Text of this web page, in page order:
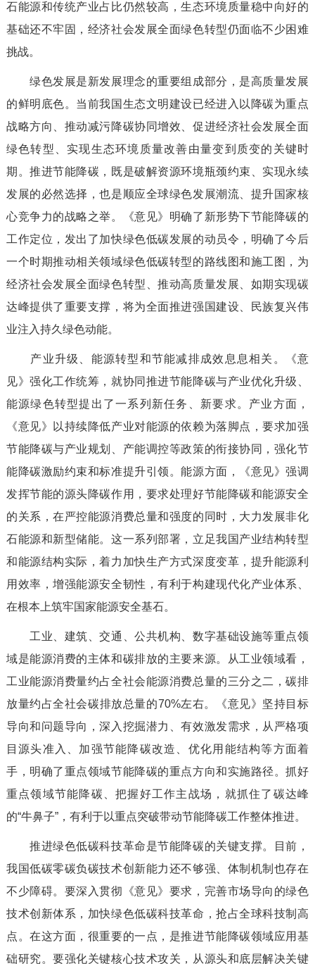
石能源和传统产业占比仍然较高，生态环境质量稳中向好的
基础还不牢固，经济社会发展全面绿色转型仍面临不少困难
挑战。
绿色发展是新发展理念的重要组成部分，是高质量发展
的鲜明底色。当前我国生态文明建设已经进入以降碳为重点
战略方向、推动减污降碳协同增效、促进经济社会发展全面
绿色转型、实现生态环境质量改善由量变到质变的关键时
期。推进节能降碳，既是破解资源环境瓶颈约束、实现永续
发展的必然选择，也是顺应全球绿色发展潮流、提升国家核
心竞争力的战略之举。《意见》明确了新形势下节能降碳的
工作定位，发出了加快绿色低碳发展的动员令，明确了今后
一个时期推动相关领域绿色低碳转型的路线图和施工图，为
经济社会发展全面绿色转型、推动高质量发展、如期实现碳
达峰提供了重要支撑，将为全面推进强国建设、民族复兴伟
业注入持久绿色动能。
产业升级、能源转型和节能减排成效息息相关。《意
见》强化工作统筹，就协同推进节能降碳与产业优化升级、
能源绿色转型提出了一系列新任务、新要求。产业方面，
《意见》以持续降低产业对能源的依赖为落脚点，要求加强
节能降碳与产业规划、产能调控等政策的衔接协同，强化节
能降碳激励约束和标准提升引领。能源方面，《意见》强调
发挥节能的源头降碳作用，要求处理好节能降碳和能源安全
的关系，在严控能源消费总量和强度的同时，大力发展非化
石能源和新型储能。这一系列部署，立足我国产业结构转型
和能源结构实际，着力加快生产方式深度变革，提升能源利
用效率，增强能源安全韧性，有利于构建现代化产业体系、
在根本上筑牢国家能源安全基石。
工业、建筑、交通、公共机构、数字基础设施等重点领
域是能源消费的主体和碳排放的主要来源。从工业领域看，
工业能源消费量约占全社会能源消费总量的三分之二，碳排
放量约占全社会碳排放总量的70%左右。《意见》坚持目标
导向和问题导向，深入挖掘潜力、有效激发需求，从严格项
目源头准入、加强节能降碳改造、优化用能结构等方面着
手，明确了重点领域节能降碳的重点方向和实施路径。抓好
重点领域节能降碳、把握好工作主战场，就抓住了碳达峰
的“牛鼻子”，有利于以重点突破带动节能降碳工作整体推进。
推进绿色低碳科技革命是节能降碳的关键支撑。目前，
我国低碳零碳负碳技术创新能力还不够强、体制机制也存在
不少障碍。要深入贯彻《意见》要求，完善市场导向的绿色
技术创新体系，加快绿色低碳科技革命，抢占全球科技制高
点。在这方面，很重要的一点，是推进节能降碳领域应用基
础研究。要强化关键核心技术攻关，从源头和底层解决关键